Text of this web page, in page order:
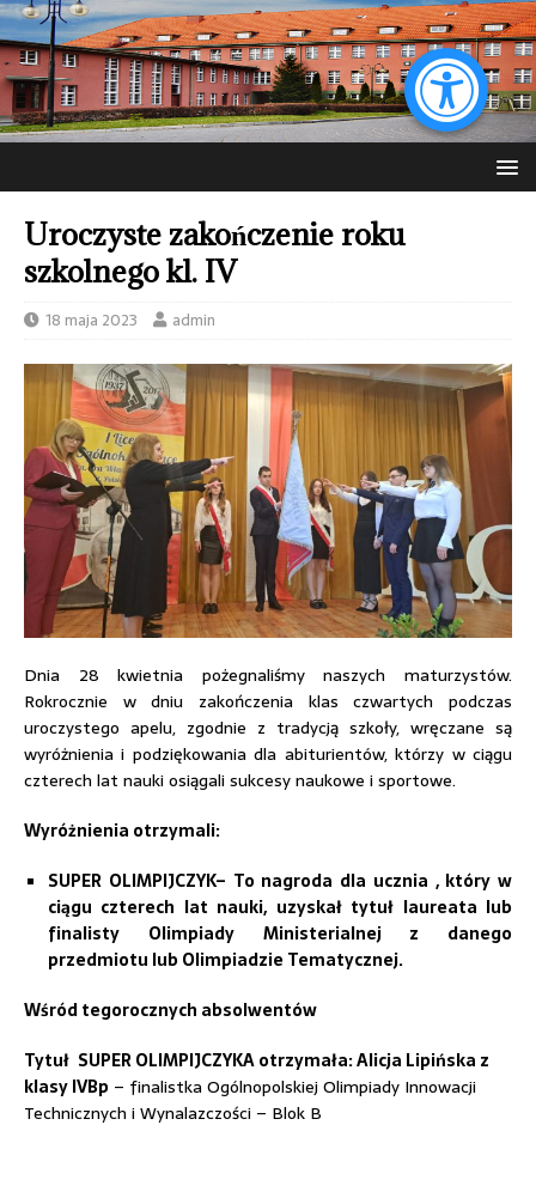
Uroczyste zakończenie roku
szkolnego kl. IV
18 maja 2023 admin
Dnia 28 kwietnia pożegnaliśmy naszych maturzystów.
Rokrocznie w dniu zakończenia klas czwartych podczas
uroczystego apelu, zgodnie z tradycją szkoły, wręczane są
wyróżnienia i podziękowania dla abiturientów, którzy w ciągu
czterech lat nauki osiągali sukcesy naukowe i sportowe.
Wyróżnienia otrzymali:
SUPER OLIMPIJCZYK– To nagroda dla ucznia , który w
ciągu czterech lat nauki, uzyskał tytuł laureata lub
finalisty Olimpiady Ministerialnej z danego
przedmiotu lub Olimpiadzie Tematycznej.
Wśród tegorocznych absolwentów
Tytuł SUPER OLIMPIJCZYKA otrzymała: Alicja Lipińska z
klasy IVBp – finalistka Ogólnopolskiej Olimpiady Innowacji
Technicznych i Wynalazczości – Blok B